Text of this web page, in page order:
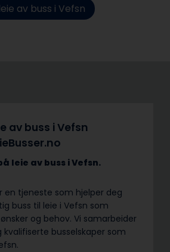
av buss i Vefsn
av buss i Vefsn
leie av buss i Vefsn.
en tjeneste som hjelper deg
buss til leie i Vefsn som
og behov. Vi samarbeider
busselskaper som